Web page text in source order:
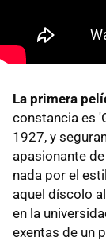
La primera
constancia es
1927, y
apasionante
nada por el
aquel díscolo
en la
exentas de un